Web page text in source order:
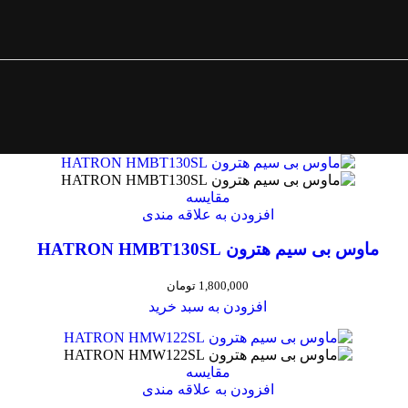
PSKMARKET
مقایسه
افزودن به علاقه مندی
ماوس بی سیم هترون HATRON HMBT130SL
1,800,000 تومان
افزودن به سبد خرید
مقایسه
افزودن به علاقه مندی